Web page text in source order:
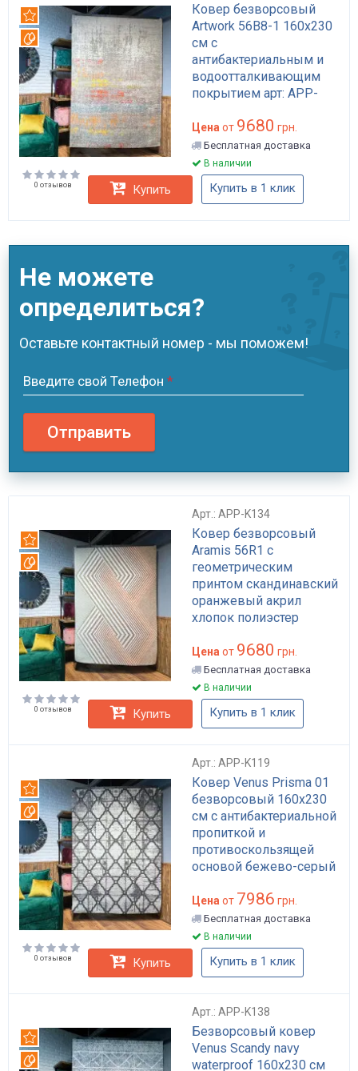
Ковер безворсовый
Artwork 56B8-1 160x230
см с
антибактериальным и
водоотталкивающим
покрытием арт: APP-
Рекомендуем
Вотерпруф
Цена от 9680 грн.
Бесплатная доставка
В наличии
0 отзывов Купить Купить в 1 клик
Не можете
определиться?
Оставьте контактный номер - мы поможем!
Введите свой Телефон *
Отправить
Арт.: APP-K134
Ковер безворсовый
Aramis 56R1 с
геометрическим
принтом скандинавский
оранжевый акрил
хлопок полиэстер
Everclean Waterproof
антискользящий арт:
APP-K134
Рекомендуем
Вотерпруф
Цена от 9680 грн.
Бесплатная доставка
В наличии
0 отзывов Купить Купить в 1 клик
Арт.: APP-K119
Ковер Venus Prisma 01
безворсовый 160x230
см с антибактериальной
пропиткой и
противоскользящей
основой бежево-серый
Рекомендуем
Вотерпруф
Цена от 7986 грн.
Бесплатная доставка
В наличии
0 отзывов Купить Купить в 1 клик
Арт.: APP-K138
Безворсовый ковер
Venus Scandy navy
waterproof 160x230 см
Рекомендуем
Вотерпруф